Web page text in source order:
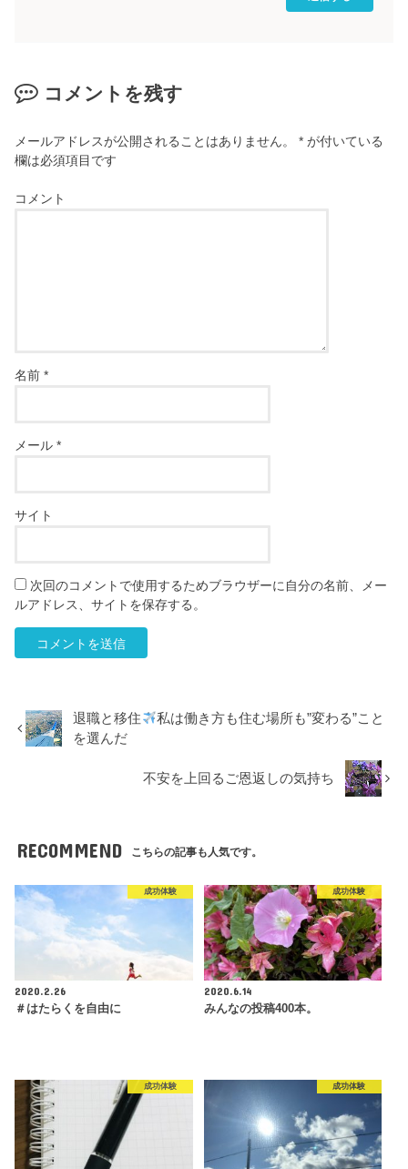
コメントを残す
メールアドレスが公開されることはありません。 * が付いている
欄は必須項目です
コメント
名前*
メール*
サイト
次回のコメントで使用するためブラウザーに自分の名前、メー
ルアドレス、サイトを保存する。
退職と移住
私は働き方も住む場所も”変わる”こと
を選んだ
不安を上回るご恩返しの気持ち
RECOMMEND こちらの記事も人気です。
成功体験
2020.2.26
＃はたらくを自由に
成功体験
2020.6.14
みんなの投稿400本。
成功体験 成功体験